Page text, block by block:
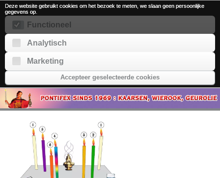
Deze website gebruikt cookies om het bezoek te meten, we slaan geen persoonlijke
gegevens op.
Functioneel
Analytisch
Marketing
Accepteer geselecteerde cookies